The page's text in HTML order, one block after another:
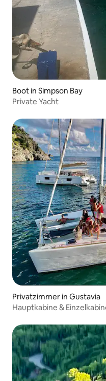
Boot in Simpson Bay
Private Yacht
Privatzimmer in Gustavia
Hauptkabine &